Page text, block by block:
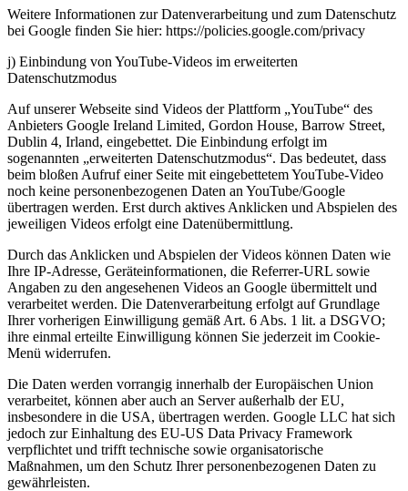
Weitere Informationen zur Datenverarbeitung und zum Datenschutz
bei Google finden Sie hier: https://policies.google.com/privacy
j) Einbindung von YouTube-Videos im erweiterten
Datenschutzmodus
Auf unserer Webseite sind Videos der Plattform „YouTube“ des
Anbieters Google Ireland Limited, Gordon House, Barrow Street,
Dublin 4, Irland, eingebettet. Die Einbindung erfolgt im
sogenannten „erweiterten Datenschutzmodus“. Das bedeutet, dass
beim bloßen Aufruf einer Seite mit eingebettetem YouTube-Video
noch keine personenbezogenen Daten an YouTube/Google
übertragen werden. Erst durch aktives Anklicken und Abspielen des
jeweiligen Videos erfolgt eine Datenübermittlung.
Durch das Anklicken und Abspielen der Videos können Daten wie
Ihre IP-Adresse, Geräteinformationen, die Referrer-URL sowie
Angaben zu den angesehenen Videos an Google übermittelt und
verarbeitet werden. Die Datenverarbeitung erfolgt auf Grundlage
Ihrer vorherigen Einwilligung gemäß Art. 6 Abs. 1 lit. a DSGVO;
ihre einmal erteilte Einwilligung können Sie jederzeit im Cookie-
Menü widerrufen.
Die Daten werden vorrangig innerhalb der Europäischen Union
verarbeitet, können aber auch an Server außerhalb der EU,
insbesondere in die USA, übertragen werden. Google LLC hat sich
jedoch zur Einhaltung des EU-US Data Privacy Framework
verpflichtet und trifft technische sowie organisatorische
Maßnahmen, um den Schutz Ihrer personenbezogenen Daten zu
gewährleisten.